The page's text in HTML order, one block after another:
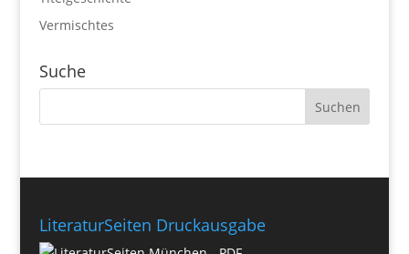
Vermischtes
Suche
LiteraturSeiten Druckausgabe